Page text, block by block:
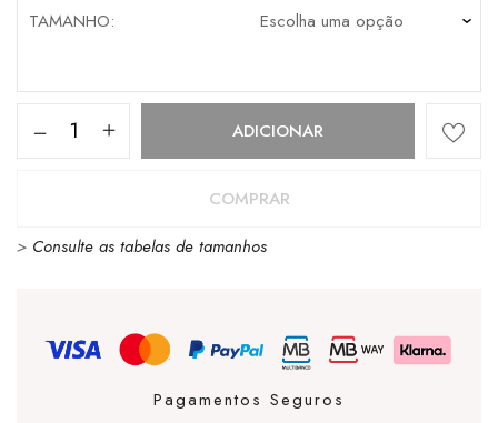
TAMANHO
Quantidade
Mid
ADICIONAR
COMPRAR
> Consulte as tabelas de tamanhos
Pagamentos Seguros